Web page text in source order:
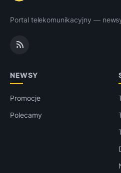
Portal telekomunikacyjny —
NEWSY
Promocje
Polecamy